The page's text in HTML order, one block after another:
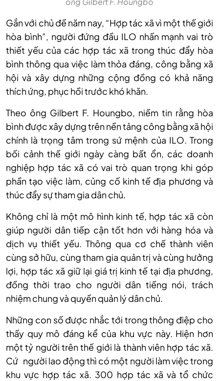
Gắn với chủ đề năm nay, “Hợp tác xã vì một thế giới
hòa bình”, người đứng đầu ILO nhấn mạnh vai trò
thiết yếu của các hợp tác xã trong thúc đẩy hòa
bình thông qua việc làm thỏa đáng, công bằng xã
hội và xây dựng những cộng đồng có khả năng
thích ứng, phục hồi trước khó khăn.
Theo ông Gilbert F. Houngbo, niềm tin rằng hòa
bình được xây dựng trên nền tảng công bằng xã hội
chính là trọng tâm trong sứ mệnh của ILO. Trong
bối cảnh thế giới ngày càng bất ổn, các doanh
nghiệp hợp tác xã có vai trò quan trọng khi góp
phần tạo việc làm, củng cố kinh tế địa phương và
thúc đẩy sự tham gia dân chủ.
Không chỉ là một mô hình kinh tế, hợp tác xã còn
giúp người dân tiếp cận tốt hơn với hàng hóa và
dịch vụ thiết yếu. Thông qua cơ chế thành viên
cùng sở hữu, cùng tham gia quản trị và cùng hưởng
lợi, hợp tác xã giữ lại giá trị kinh tế tại địa phương,
đồng thời trao cho người dân tiếng nói, trách
nhiệm chung và quyền quản lý dân chủ.
Những con số được nhắc tới trong thông điệp cho
thấy quy mô đáng kể của khu vực này. Hiện hơn
một tỷ người trên thế giới là thành viên hợp tác xã.
Cứ người lao động thì có một người làm việc trong
khu vực hợp tác xã. 300 hợp tác xã và tổ chức